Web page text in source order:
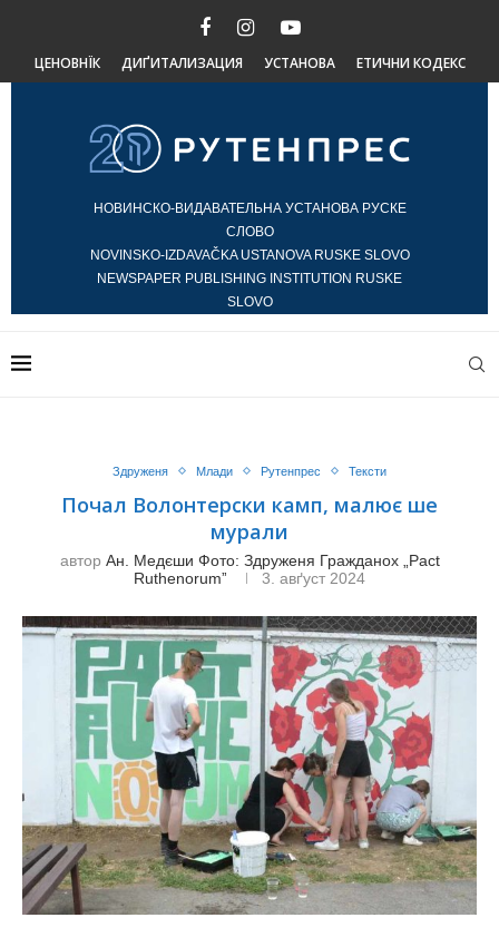
ЦЕНОВНЇК ДИҐИТАЛИЗАЦИЯ УСТАНОВА ЕТИЧНИ КОДЕКС
НОВИНСКО-ВИДАВАТЕЛЬНА УСТАНОВА РУСКЕ
СЛОВО
NOVINSKO-IZDAVAČKA USTANOVA RUSKE SLOVO
NEWSPAPER PUBLISHING INSTITUTION RUSKE
SLOVO
Здруженя Млади Рутенпрес Тексти
Почал Волонтерски камп, малює ше
мурали
автор Ан. Медєши Фото: Здруженя Гражданох „Pact
Ruthenorumˮ
3. авґуст 2024